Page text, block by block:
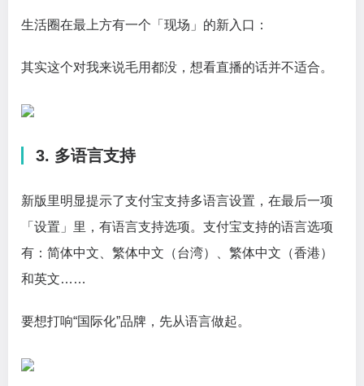
生活圈在最上方有一个「现场」的新入口：
其实这个对我来说毛用都没，想看直播的话并不适合。
3. 多语言支持
新版里明显提示了支付宝支持多语言设置，在最后一项
「设置」里，有语言支持选项。支付宝支持的语言选项
有：简体中文、繁体中文（台湾）、繁体中文（香港）
和英文……
要想打响“国际化”品牌，先从语言做起。